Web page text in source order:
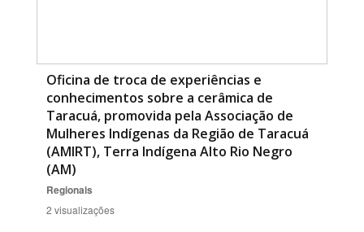
Oficina de troca de experiências e
conhecimentos sobre a cerâmica de
Taracuá, promovida pela Associação de
Mulheres Indígenas da Região de Taracuá
(AMIRT), Terra Indígena Alto Rio Negro
(AM)
Regionais
2 visualizações